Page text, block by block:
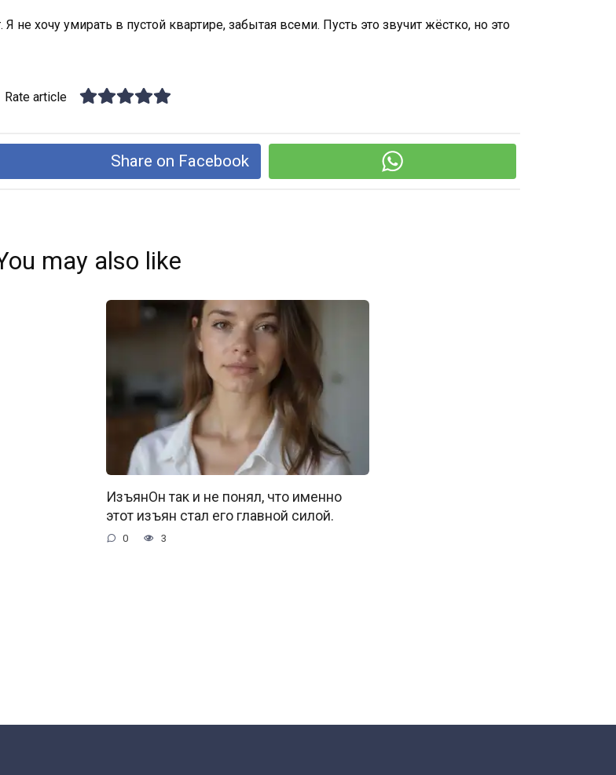
хочу умирать в пустой квартире, забытая всеми. Пусть это звучит жёстко, но это
Rate article
Share on Facebook
may also like
ИзъянОн так и не понял, что именно
этот изъян стал его главной силой.
0 3